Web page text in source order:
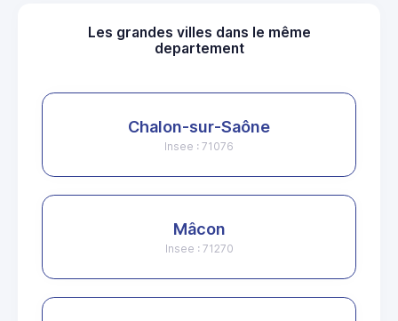
Les grandes villes dans le même
departement
Chalon-sur-Saône
Insee : 71076
Mâcon
Insee : 71270